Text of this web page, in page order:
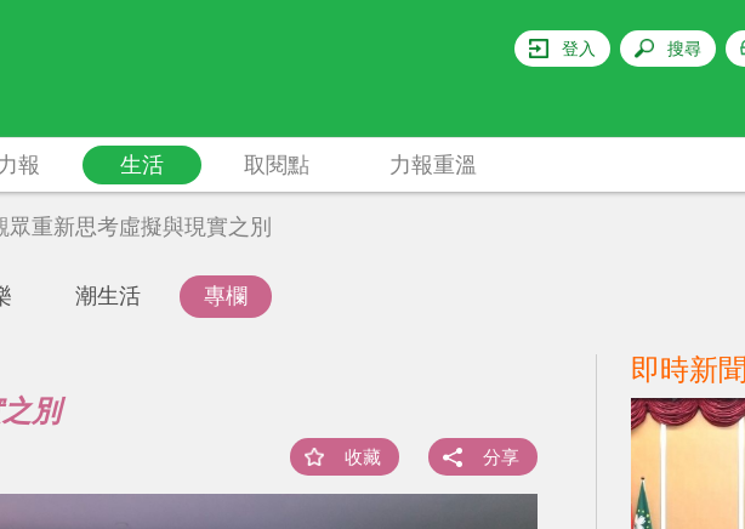
登入 搜尋
報 生活 取閱點 力報重溫
眾重新思考虛擬與現實之別
潮生活 專欄
別
收藏 分享
即時新聞